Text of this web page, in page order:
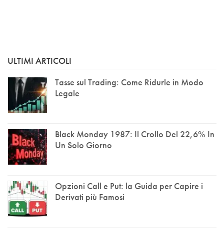
ULTIMI ARTICOLI
Tasse sul Trading: Come Ridurle in Modo
Legale
Black Monday 1987: Il Crollo Del 22,6% In
Un Solo Giorno
Opzioni Call e Put: la Guida per Capire i
Derivati più Famosi